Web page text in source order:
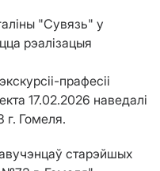
"Сувязь" у
рэалізацыя
прафесіі
17.02.2026 наведалі
г. Гомеля.
старэйшых